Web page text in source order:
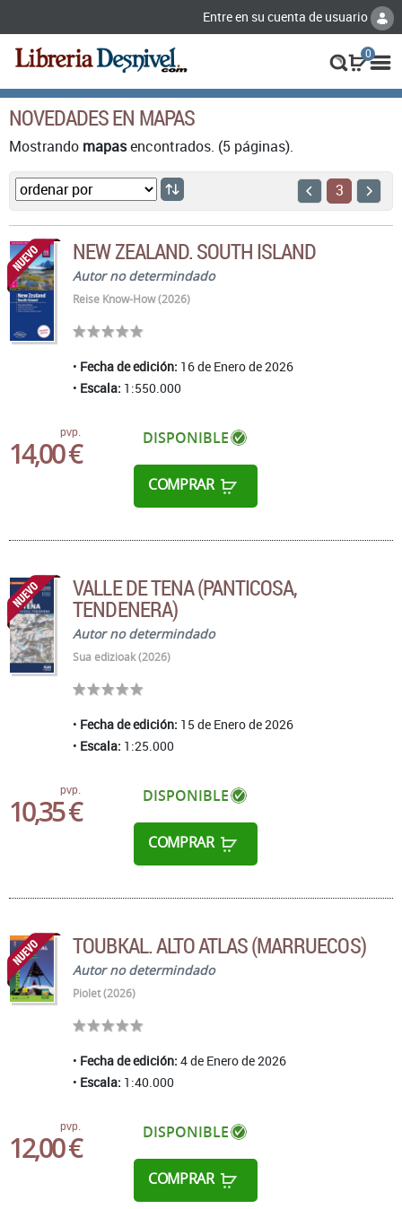
Entre en su cuenta de usuario
0
NOVEDADES EN MAPAS
Mostrando mapasencontrados. (5 páginas).
3
NEW ZEALAND. SOUTH ISLAND
Autor no determindado
Reise Know-How (2026)
Fecha de edición: 16 de Enero de 2026
Escala: 1:550.000
pvp.
14,00 € DISPONIBLE
COMPRAR
VALLE DE TENA (PANTICOSA,
TENDENERA)
Autor no determindado
Sua edizioak (2026)
Fecha de edición: 15 de Enero de 2026
Escala: 1:25.000
pvp.
10,35 € DISPONIBLE
COMPRAR
TOUBKAL. ALTO ATLAS (MARRUECOS)
Autor no determindado
Piolet (2026)
Fecha de edición: 4 de Enero de 2026
Escala: 1:40.000
pvp.
12,00 € DISPONIBLE
COMPRAR